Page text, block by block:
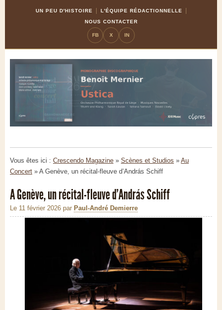
UN PEU D'HISTOIRE
L'ÉQUIPE RÉDACTIONNELLE
NOUS CONTACTER
FB X IN
Vous êtes ici : Crescendo Magazine » Scènes et Studios » Au
Concert » A Genève, un récital-fleuve d’András Schiff
A Genève, un récital-fleuve d’András Schiff
Le 11 février 2026 par Paul-André Demierre